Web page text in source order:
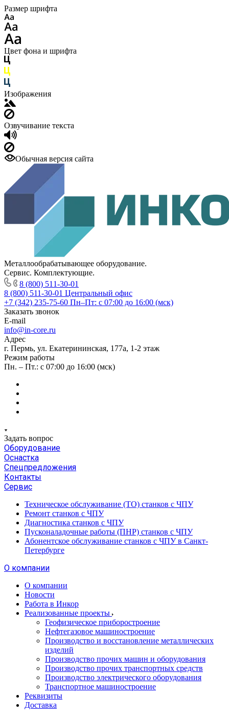
Размер шрифта
Цвет фона и шрифта
Изображения
Озвучивание текста
Обычная версия сайта
Металлообрабатывающее оборудование.
Сервис. Комплектующие.
8 (800) 511-30-01
8 (800) 511-30-01 Центральный офис
+7 (342) 235-75-60 Пн–Пт: с 07:00 до 16:00 (мск)
Заказать звонок
E-mail
info@in-core.ru
Адрес
г. Пермь, ул. ​Екатерининская, 177а, ​1-2 этаж
Режим работы
Пн. – Пт.: с 07:00 до 16:00 (мск)
Задать вопрос
Оборудование
Оснастка
Спецпредложения
Контакты
Сервис
Техническое обслуживание (ТО) станков с ЧПУ
Ремонт станков с ЧПУ
Диагностика станков с ЧПУ
Пусконаладочные работы (ПНР) станков с ЧПУ
Абонентское обслуживание станков с ЧПУ в Санкт-
Петербурге
О компании
О компании
Новости
Работа в Инкор
Реализованные проекты
Геофизическое приборостроение
Нефтегазовое машиностроение
Производство и восстановление металлических
изделий
Производство прочих машин и оборудования
Производство прочих транспортных средств
Производство электрического оборудования
Транспортное машиностроение
Реквизиты
Доставка